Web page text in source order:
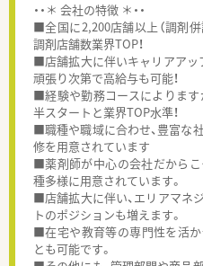
・・＊ 会社の特徴 ＊・・
■全国に2,200店舗以上（調剤
調剤店舗数業界TOP！
■店舗拡大に伴いキャリアアッ
頑張り次第で高給与も可能！
■経験や勤務コースによります
半スタートと業界TOP水準！
■職種や職域に合わせ、豊富な
修を用意されています
■薬剤師が中心の会社だから
種多様に用意されています。
■店舗拡大に伴い、エリアマネ
トのポジションも増えます。
■在宅や教育等の専門性を活
とも可能です。